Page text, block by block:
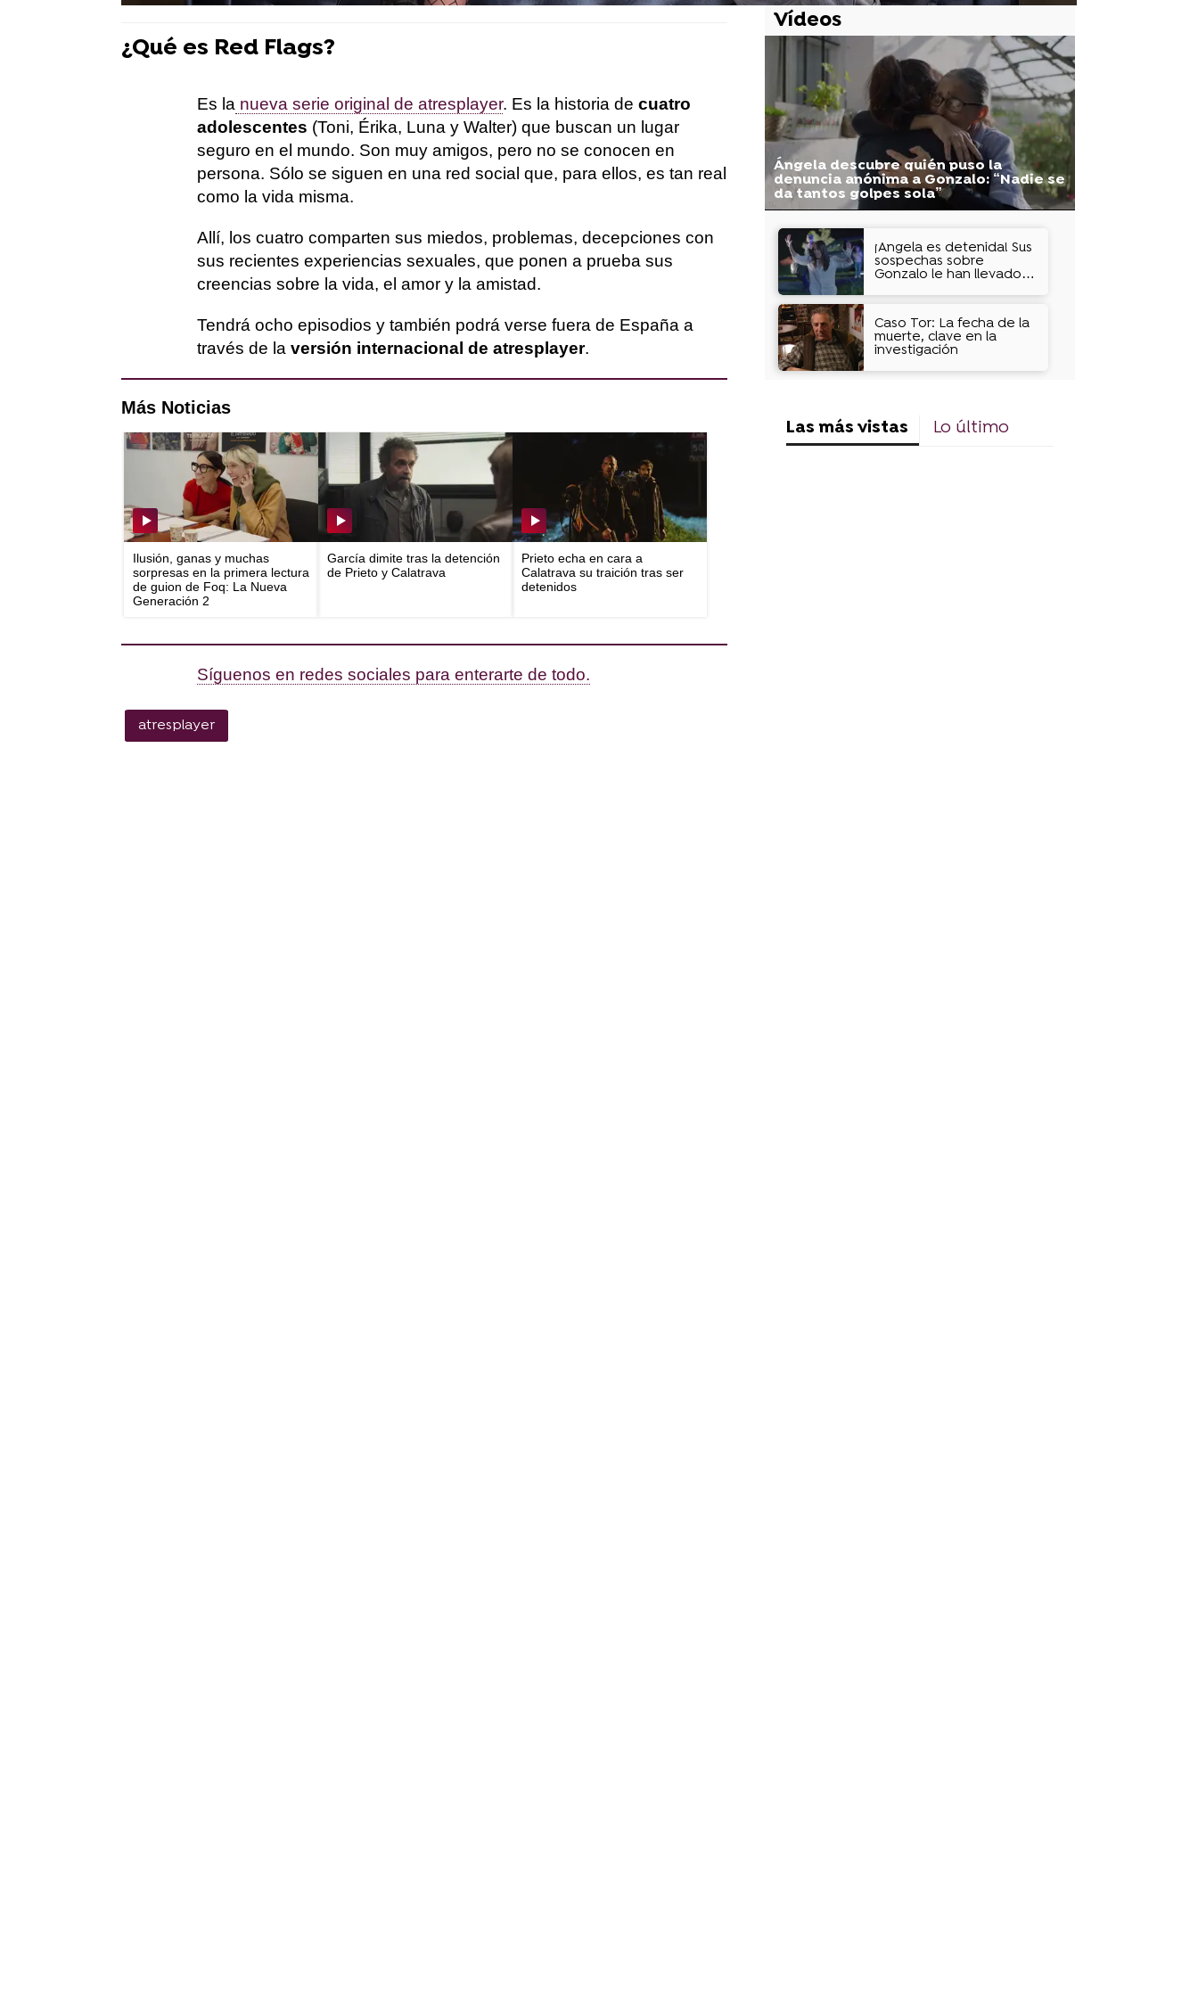
¿Qué es Red Flags?
Es la nueva serie original de atresplayer. Es la historia de cuatro
adolescentes (Toni, Érika, Luna y Walter) que buscan un lugar
seguro en el mundo. Son muy amigos, pero no se conocen en
persona. Sólo se siguen en una red social que, para ellos, es tan real
como la vida misma.
Allí, los cuatro comparten sus miedos, problemas, decepciones con
sus recientes experiencias sexuales, que ponen a prueba sus
creencias sobre la vida, el amor y la amistad.
Tendrá ocho episodios y también podrá verse fuera de España a
través de la versión internacional de atresplayer.
Más Noticias
Ilusión, ganas y muchas
sorpresas en la primera lectura
de guion de Foq: La Nueva
Generación 2
García dimite tras la detención
de Prieto y Calatrava
Prieto echa en cara a
Calatrava su traición tras ser
detenidos
Síguenos en redes sociales para enterarte de todo.
atresplayer
Vídeos
Ángela descubre quién puso la
denuncia anónima a Gonzalo: “Nadie se
da tantos golpes sola”
¡Ángela es detenida! Sus
sospechas sobre
Gonzalo le han llevado a
arpón
Caso Tor: La fecha de la
muerte, clave en la
investigación
Las más vistas Lo último